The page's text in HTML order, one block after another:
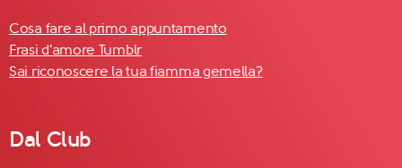
Cosa fare al primo appuntamento
Frasi d'amore Tumblr
Sai riconoscere la tua fiamma gemella?
Dal Club